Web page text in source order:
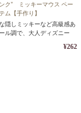
ク” ミッキーマウス ペー
ム【手作り】
隠しミッキーなど高級感あ
ル調で、大人ディズニー
¥262